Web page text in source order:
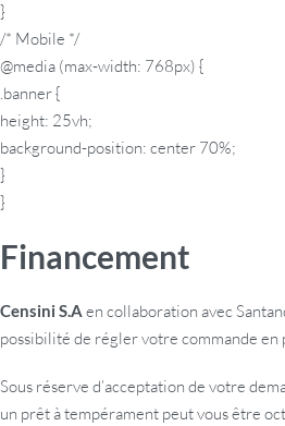
}
/* Mobile */
@media (max-width: 768px) {
.banner {
height: 25vh;
background-position: center 70%;
}
}
Financement
Censini S.A en collaboration avec
possibilité de régler votre commande en
Sous réserve d’acceptation de votre
un prêt à tempérament peut vous être